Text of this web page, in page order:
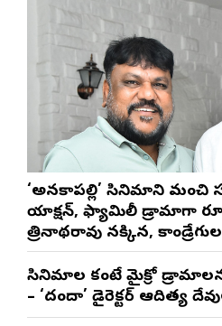
‘అనకాపల్లి’ సినిమాని మంచి
యాక్షన్, ఫ్యామిలీ డ్రామాగా
త్రినాథరావు నక్కిన,
సినిమాల కంటే మైక్రో
– ‘దందా’ డైరెక్ట‌ర్ ఆదిత్య